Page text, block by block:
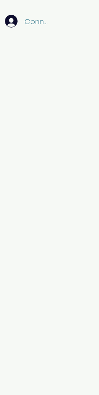
Connexion